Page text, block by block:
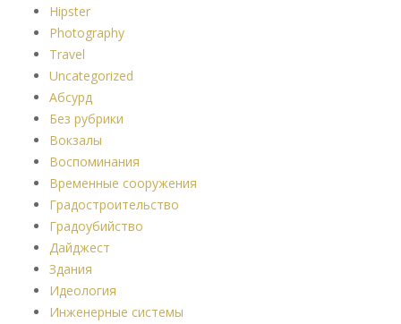
Hipster
Photography
Travel
Uncategorized
Абсурд
Без рубрики
Вокзалы
Воспоминания
Временные сооружения
Градостроительство
Градоубийство
Дайджест
Здания
Идеология
Инженерные системы